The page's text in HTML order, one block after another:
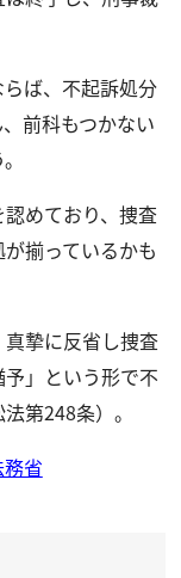
ば、不起訴処分
前科もつかない
めており、捜査
揃っているかも
摯に反省し捜査
」という形で不
第248条）。
省